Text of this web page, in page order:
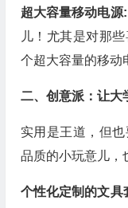
超大容量移动电源:
儿！尤其是对那
个超大容量的移动
二、创意派：让大
实用是王道，但
品质的小玩意儿，
个性化定制的文